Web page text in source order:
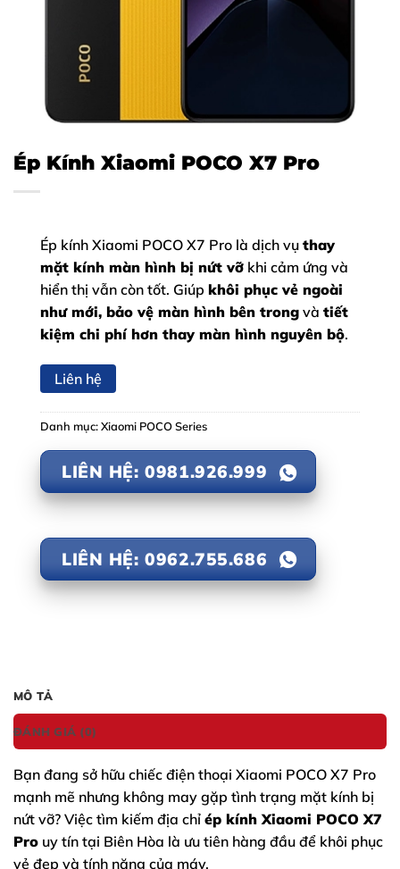
Ép Kính Xiaomi POCO X7 Pro
Ép kính Xiaomi POCO X7 Pro là dịch vụ thay
mặt kính màn hình bị nứt vỡ khi cảm ứng và
hiển thị vẫn còn tốt. Giúp khôi phục vẻ ngoài
như mới, bảo vệ màn hình bên trong và tiết
kiệm chi phí hơn thay màn hình nguyên bộ.
Liên hệ
Danh mục:Xiaomi POCO Series
LIÊN HỆ: 0981.926.999
LIÊN HỆ: 0962.755.686
MÔ TẢ
ĐÁNH GIÁ (0)
Bạn đang sở hữu chiếc điện thoại Xiaomi POCO X7 Pro
mạnh mẽ nhưng không may gặp tình trạng mặt kính bị
nứt vỡ? Việc tìm kiếm địa chỉ ép kính Xiaomi POCO X7
Pro uy tín tại Biên Hòa là ưu tiên hàng đầu để khôi phục
vẻ đẹp và tính năng của máy.